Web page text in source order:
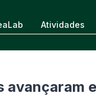
Atividades
avançaram